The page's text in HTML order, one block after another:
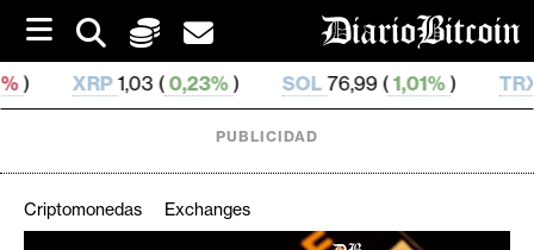
i
p
t
o
(0,23%) SOL76,99 (1,01%) TRX 0,329 672 (
PUBLICIDAD
Criptomonedas Exchanges